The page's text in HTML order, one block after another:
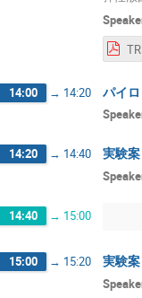
14:00 → 14:20 パイ
14:20 → 14:40 実験
14:40 → 15:00
15:00 → 15:20 実験